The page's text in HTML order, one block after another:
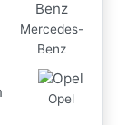
Mercedes-
Benz
Opel